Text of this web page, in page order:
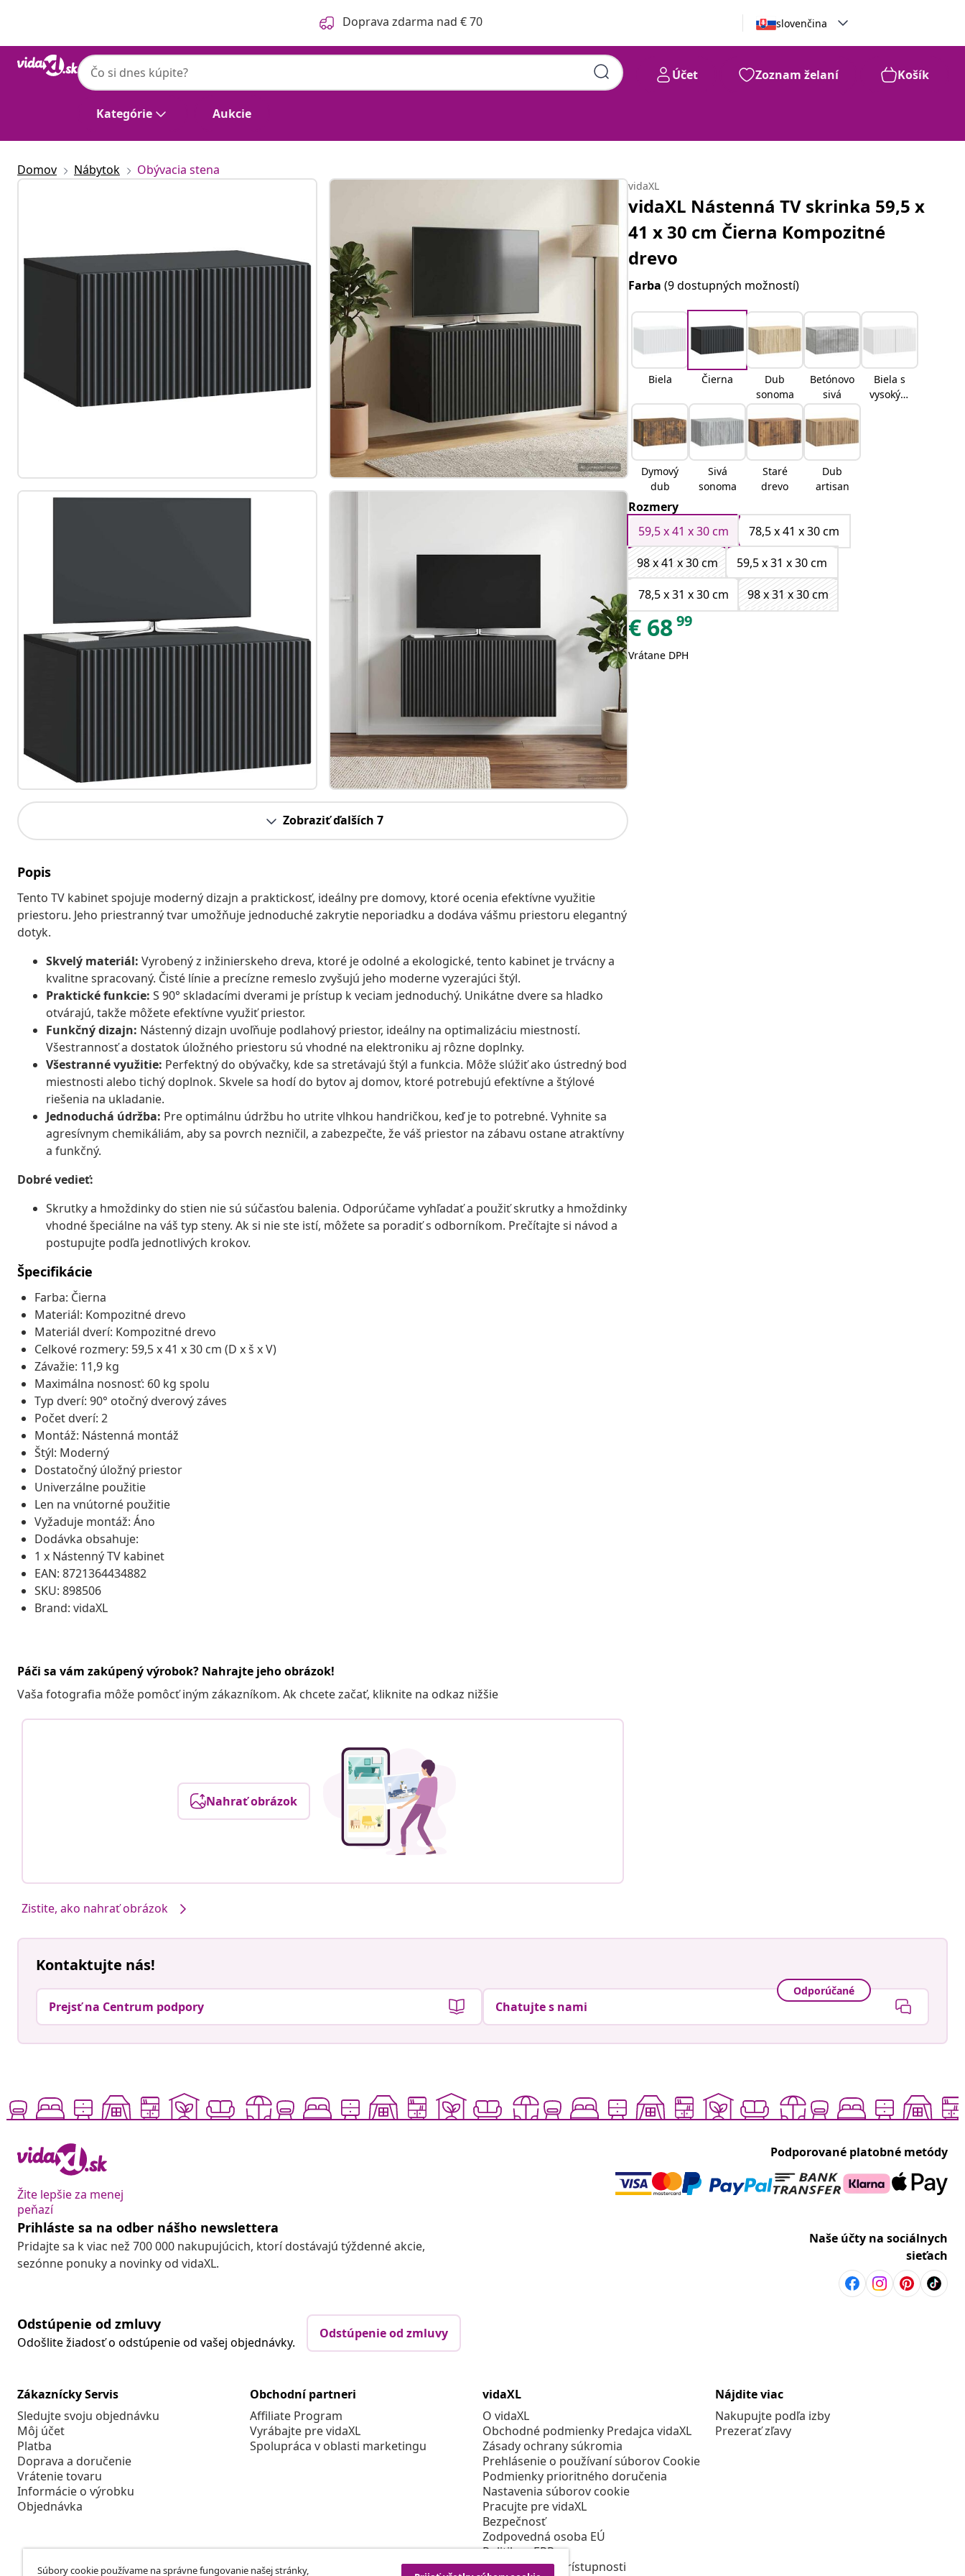
Doprava zdarma nad € 70 slovenčina
Kategórie Aukcie
Účet Zoznam želaní Košík
Domov Nábytok Obývacia stena
Zobraziť ďalších 7
Popis
Tento TV kabinet spojuje moderný dizajn a praktickosť, ideálny pre domovy, ktoré ocenia efektívne využitie
priestoru. Jeho priestranný tvar umožňuje jednoduché zakrytie neporiadku a dodáva vášmu priestoru elegantný
dotyk.
Skvelý materiál: Vyrobený z inžinierskeho dreva, ktoré je odolné a ekologické, tento kabinet je trvácny a
kvalitne spracovaný. Čisté línie a precízne remeslo zvyšujú jeho moderne vyzerajúci štýl.
Praktické funkcie: S 90° skladacími dverami je prístup k veciam jednoduchý. Unikátne dvere sa hladko
otvárajú, takže môžete efektívne využiť priestor.
Funkčný dizajn: Nástenný dizajn uvoľňuje podlahový priestor, ideálny na optimalizáciu miestností.
Všestrannosť a dostatok úložného priestoru sú vhodné na elektroniku aj rôzne doplnky.
Všestranné využitie: Perfektný do obývačky, kde sa stretávajú štýl a funkcia. Môže slúžiť ako ústredný bod
miestnosti alebo tichý doplnok. Skvele sa hodí do bytov aj domov, ktoré potrebujú efektívne a štýlové
riešenia na ukladanie.
Jednoduchá údržba: Pre optimálnu údržbu ho utrite vlhkou handričkou, keď je to potrebné. Vyhnite sa
agresívnym chemikáliám, aby sa povrch nezničil, a zabezpečte, že váš priestor na zábavu ostane atraktívny
a funkčný.
Dobré vedieť:
Skrutky a hmoždinky do stien nie sú súčasťou balenia. Odporúčame vyhľadať a použiť skrutky a hmoždinky
vhodné špeciálne na váš typ steny. Ak si nie ste istí, môžete sa poradiť s odborníkom. Prečítajte si návod a
postupujte podľa jednotlivých krokov.
Špecifikácie
Farba: Čierna
Materiál: Kompozitné drevo
Materiál dverí: Kompozitné drevo
Celkové rozmery: 59,5 x 41 x 30 cm (D x š x V)
Závažie: 11,9 kg
Maximálna nosnosť: 60 kg spolu
Typ dverí: 90° otočný dverový záves
Počet dverí: 2
Montáž: Nástenná montáž
Štýl: Moderný
Dostatočný úložný priestor
Univerzálne použitie
Len na vnútorné použitie
Vyžaduje montáž: Áno
Dodávka obsahuje:
1 x Nástenný TV kabinet
EAN: 8721364434882
SKU: 898506
Brand: vidaXL
Páči sa vám zakúpený výrobok? Nahrajte jeho obrázok!
Vaša fotografia môže pomôcť iným zákazníkom. Ak chcete začať, kliknite na odkaz nižšie
Nahrať obrázok
Zistite, ako nahrať obrázok
vidaXL
vidaXL Nástenná TV skrinka 59,5 x
41 x 30 cm Čierna Kompozitné
drevo
Farba(9 dostupných možností)
Biela Čierna
Dub
sonoma
Betónovo
sivá
Biela s
vysokým
Dymový
dub
Sivá
sonoma
Staré
drevo
Dub
artisan
Rozmery
59,5 x 41 x 30 cm
78,5 x 41 x 30 cm
98 x 41 x 30 cm
59,5 x 31 x 30 cm
78,5 x 31 x 30 cm
98 x 31 x 30 cm
€ 6899
Vrátane DPH
Kontaktujte nás!
Prejsť na Centrum podpory
Odporúčané
Chatujte s nami
Žite lepšie za menej
peňazí
Podporované platobné metódy
Prihláste sa na odber nášho newslettera
Pridajte sa k viac než 700 000 nakupujúcich, ktorí dostávajú týždenné akcie,
sezónne ponuky a novinky od vidaXL.
Naše účty na sociálnych
sieťach
Odstúpenie od zmluvy
Odošlite žiadosť o odstúpenie od vašej objednávky.
Odstúpenie od zmluvy
Zákaznícky Servis
Sledujte svoju objednávku
Môj účet
Platba
Doprava a doručenie
Vrátenie tovaru
Informácie o výrobku
Objednávka
Obchodní partneri
Affiliate Program
Vyrábajte pre vidaXL
Spolupráca v oblasti marketingu
vidaXL
O vidaXL
Obchodné podmienky Predajca vidaXL
Zásady ochrany súkromia
Prehlásenie o používaní súborov Cookie
Podmienky prioritného doručenia
Nastavenia súborov cookie
Pracujte pre vidaXL
Bezpečnosť
Zodpovedná osoba EÚ
Politikou EPR
Prehlásenie o prístupnosti
Nájdite viac
Nakupujte podľa izby
Prezerať zľavy
Súbory cookie používame na správne fungovanie našej stránky,